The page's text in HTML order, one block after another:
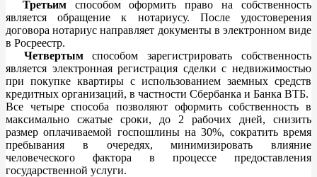
Третьимспособом оформить право на собственность
является обращение к нотариусу. После удостоверения
договора нотариус направляет документы в электронном виде
в Росреестр.
Четвертымспособом зарегистрировать собственность
является электронная регистрация сделки с недвижимостью
при покупке квартиры с использованием заемных средств
кредитных организаций, в частности Сбербанка и Банка ВТБ.
Все четыре способа позволяют оформить собственность в
максимально сжатые сроки, до 2 рабочих дней, снизить
размер оплачиваемой госпошлины на 30%, сократить время
пребывания в очередях, минимизировать влияние
человеческого фактора в процессе предоставления
государственной услуги.